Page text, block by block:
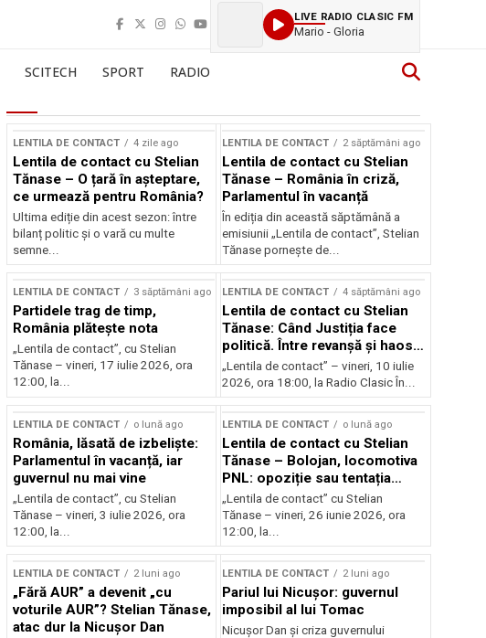
LIVE RADIO CLASIC FM
Mario - Gloria
SCITECH SPORT RADIO
LENTILA DE CONTACT 4 zile ago
Lentila de contact cu Stelian
Tănase – O țară în așteptare,
ce urmează pentru România?
Ultima ediție din acest sezon: între
bilanț politic și o vară cu multe
semne...
LENTILA DE CONTACT 2 săptămâni ago
Lentila de contact cu Stelian
Tănase – România în criză,
Parlamentul în vacanță
În ediția din această săptămână a
emisiunii „Lentila de contact”, Stelian
Tănase pornește de...
LENTILA DE CONTACT 3 săptămâni ago
Partidele trag de timp,
România plătește nota
„Lentila de contact”, cu Stelian
Tănase – vineri, 17 iulie 2026, ora
12:00, la...
LENTILA DE CONTACT 4 săptămâni ago
Lentila de contact cu Stelian
Tănase: Când Justiția face
politică. Între revanșă și haos
instituțional
„Lentila de contact” – vineri, 10 iulie
2026, ora 18:00, la Radio Clasic În...
LENTILA DE CONTACT o lună ago
România, lăsată de izbeliște:
Parlamentul în vacanță, iar
guvernul nu mai vine
„Lentila de contact”, cu Stelian
Tănase – vineri, 3 iulie 2026, ora
12:00, la...
LENTILA DE CONTACT o lună ago
Lentila de contact cu Stelian
Tănase – Bolojan, locomotiva
PNL: opoziție sau tentația
puterii?
„Lentila de contact” cu Stelian
Tănase – vineri, 26 iunie 2026, ora
12:00, la...
LENTILA DE CONTACT 2 luni ago
„Fără AUR” a devenit „cu
voturile AUR”? Stelian Tănase,
atac dur la Nicușor Dan
LENTILA DE CONTACT 2 luni ago
Pariul lui Nicușor: guvernul
imposibil al lui Tomac
Nicușor Dan și criza guvernului